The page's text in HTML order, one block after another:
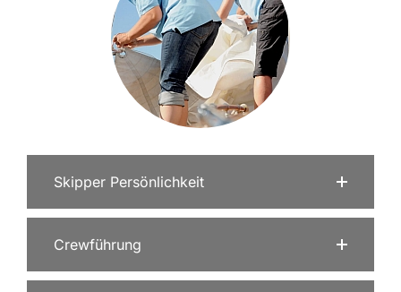
Skipper Persönlichkeit
Crewführung